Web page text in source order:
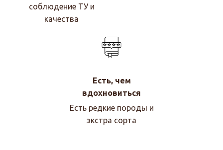
соблюдение ТУ и
качества
Есть, чем
вдохновиться
Есть редкие породы и
экстра сорта